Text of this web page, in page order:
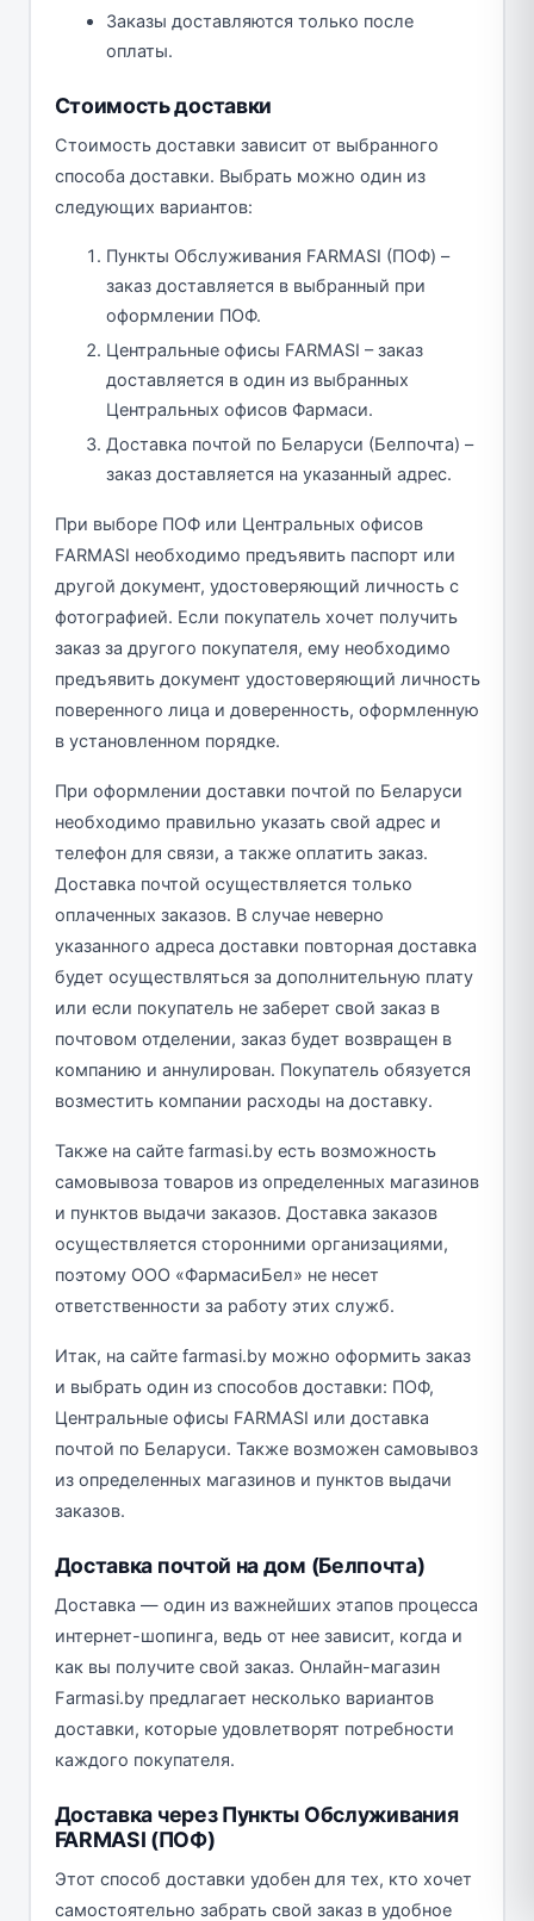
Заказы доставляются только после
оплаты.
Стоимость доставки
Стоимость доставки зависит от выбранного
способа доставки. Выбрать можно один из
следующих вариантов:
Пункты Обслуживания FARMASI (ПОФ) –
заказ доставляется в выбранный при
оформлении ПОФ.
Центральные офисы FARMASI – заказ
доставляется в один из выбранных
Центральных офисов Фармаси.
Доставка почтой по Беларуси (Белпочта) –
заказ доставляется на указанный адрес.
При выборе ПОФ или Центральных офисов
FARMASI необходимо предъявить паспорт или
другой документ, удостоверяющий личность с
фотографией. Если покупатель хочет получить
заказ за другого покупателя, ему необходимо
предъявить документ удостоверяющий личность
поверенного лица и доверенность, оформленную
в установленном порядке.
При оформлении доставки почтой по Беларуси
необходимо правильно указать свой адрес и
телефон для связи, а также оплатить заказ.
Доставка почтой осуществляется только
оплаченных заказов. В случае неверно
указанного адреса доставки повторная доставка
будет осуществляться за дополнительную плату
или если покупатель не заберет свой заказ в
почтовом отделении, заказ будет возвращен в
компанию и аннулирован. Покупатель обязуется
возместить компании расходы на доставку.
Также на сайте farmasi.by есть возможность
самовывоза товаров из определенных магазинов
и пунктов выдачи заказов. Доставка заказов
осуществляется сторонними организациями,
поэтому ООО «ФармасиБел» не несет
ответственности за работу этих служб.
Итак, на сайте farmasi.by можно оформить заказ
и выбрать один из способов доставки: ПОФ,
Центральные офисы FARMASI или доставка
почтой по Беларуси. Также возможен самовывоз
из определенных магазинов и пунктов выдачи
заказов.
Доставка почтой на дом (Белпочта)
Доставка — один из важнейших этапов процесса
интернет-шопинга, ведь от нее зависит, когда и
как вы получите свой заказ. Онлайн-магазин
Farmasi.by предлагает несколько вариантов
доставки, которые удовлетворят потребности
каждого покупателя.
Доставка через Пункты Обслуживания
FARMASI (ПОФ)
Этот способ доставки удобен для тех, кто хочет
самостоятельно забрать свой заказ в удобное